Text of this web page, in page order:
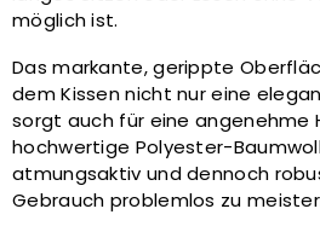
möglich ist.
Das markante, gerippte
dem Kissen nicht nur eine
sorgt auch für eine angenehme
hochwertige Polyester-
atmungsaktiv und dennoch
Gebrauch problemlos zu